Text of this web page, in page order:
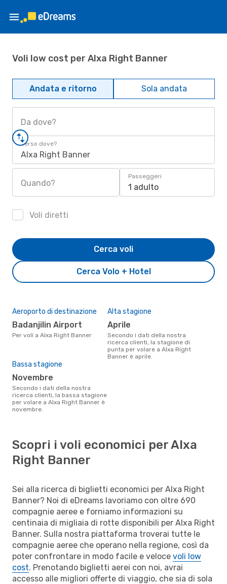
Voli low cost per Alxa Right Banner
Andata e ritorno Sola andata
Da dove?
Verso dove?
Alxa Right Banner
Quando?
Passeggeri
1 adulto
Voli diretti
Cerca Volo + Hotel
Cerca voli
Aeroporto di destinazione
Badanjilin Airport
Per voli a Alxa Right Banner
Alta stagione
aprile
Secondo i dati della nostra
ricerca clienti, la stagione di
punta per volare a Alxa Right
Banner è aprile.
Bassa stagione
novembre
Secondo i dati della nostra
ricerca clienti, la bassa stagione
per volare a Alxa Right Banner è
novembre.
Scopri i voli economici per Alxa
Right Banner
Sei alla ricerca di biglietti economici per Alxa Right
Banner? Noi di eDreams lavoriamo con oltre 690
compagnie aeree e forniamo informazioni su
centinaia di migliaia di rotte disponibili per Alxa Right
Banner. Sulla nostra piattaforma troverai tutte le
compagnie aeree che operano nella regione, così da
poter confrontare in modo facile e veloce voli low
cost. Prenotando biglietti aerei con noi, avrai
accesso alle migliori offerte di viaggio, che sia di sola